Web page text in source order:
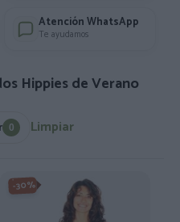
Atención WhatsApp
Te ayudamos
Hippies de Verano
0 Limpiar
-30%